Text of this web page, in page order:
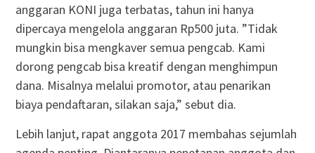
anggaran KONI juga terbatas, tahun ini hanya
dipercaya mengelola anggaran Rp500 juta. ”Tidak
mungkin bisa mengkaver semua pengcab. Kami
dorong pengcab bisa kreatif dengan menghimpun
dana. Misalnya melalui promotor, atau penarikan
biaya pendaftaran, silakan saja,” sebut dia.
Lebih lanjut, rapat anggota 2017 membahas sejumlah